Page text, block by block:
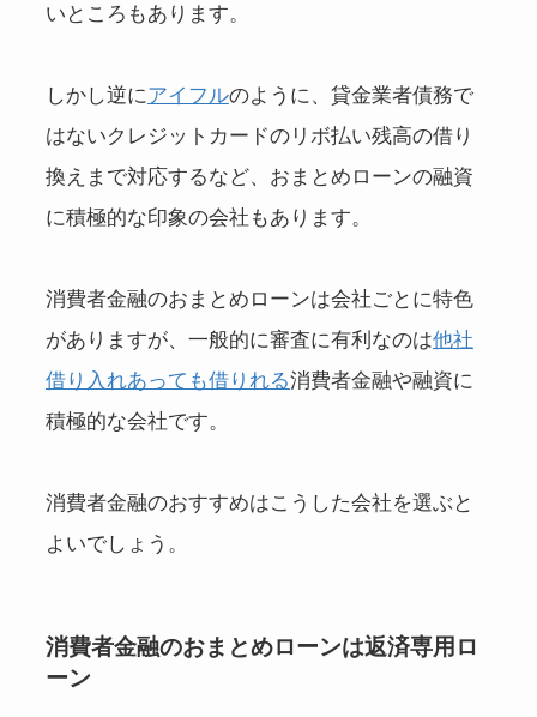
いところもあります。
しかし逆にアイフルのように、貸金業者債務で
はないクレジットカードのリボ払い残高の借り
換えまで対応するなど、おまとめローンの融資
に積極的な印象の会社もあります。
消費者金融のおまとめローンは会社ごとに特色
がありますが、一般的に審査に有利なのは他社
借り入れあっても借りれる消費者金融や融資に
積極的な会社です。
消費者金融のおすすめはこうした会社を選ぶと
よいでしょう。
消費者金融のおまとめローンは返済専用ロ
ーン